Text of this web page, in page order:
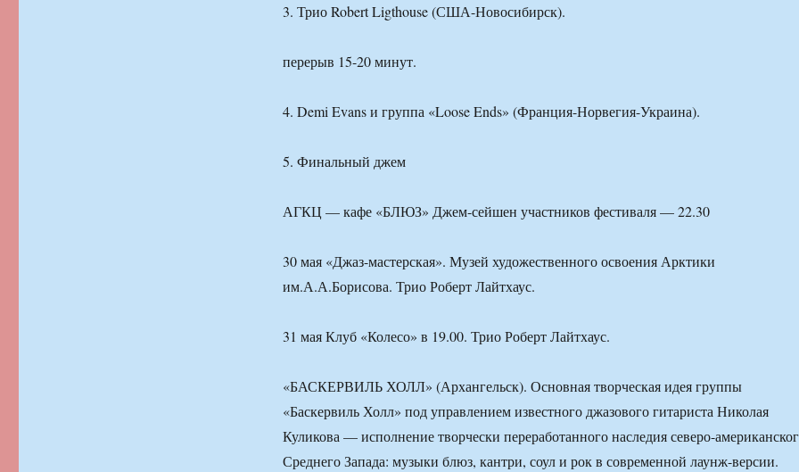
3. Трио Robert Ligthouse (США-Новосибирск).
перерыв 15-20 минут.
4. Demi Evans и группа «Loose Ends» (Франция-Норвегия-Украина).
5. Финальный джем
АГКЦ — кафе «БЛЮЗ» Джем-сейшен участников фестиваля — 22.30
30 мая «Джаз-мастерская». Музей художественного освоения Арктики
им.А.А.Борисова. Трио Роберт Лайтхаус.
31 мая Клуб «Колесо» в 19.00. Трио Роберт Лайтхаус.
«БАСКЕРВИЛЬ ХОЛЛ» (Архангельск). Основная творческая идея группы
«Баскервиль Холл» под управлением известного джазового гитариста Николая
Куликова — исполнение творчески переработанного наследия северо-
Среднего Запада: музыки блюз, кантри, соул и рок в современной лаунж-версии.